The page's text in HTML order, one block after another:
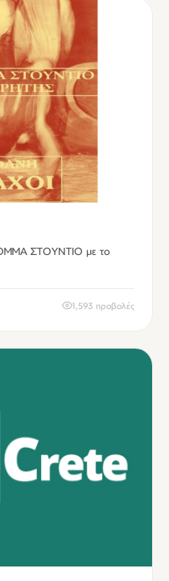
1,593 προβολές